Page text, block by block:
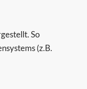
So
(z.B.